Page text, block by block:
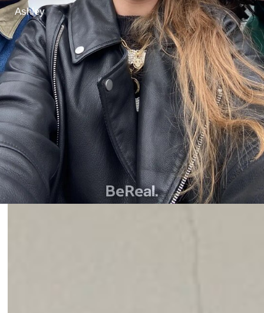
Ashley